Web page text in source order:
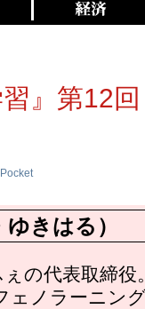
』第12回
Pocket
きはる）
の代表取締
ェノラーニン